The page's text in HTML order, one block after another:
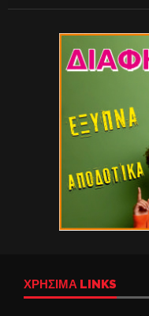
ΧΡΉΣΙΜΑ LINKS